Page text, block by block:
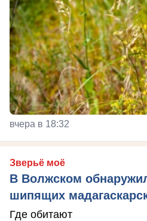
вчера в 18:32
Зверьё моё
В Волжском
шипящих
Где обитают